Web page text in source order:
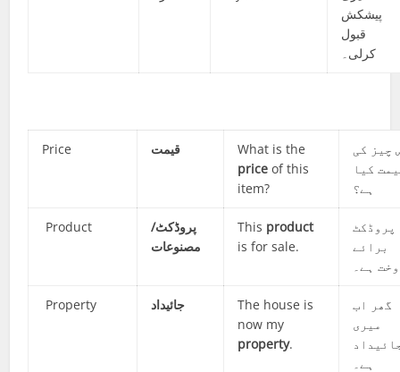
پیشکش
قبول
کرلی۔
Price قیمت
What is the
price of this
item?
چیز کی
کیا
ہے؟
Product
پروڈکٹ/
مصنوعات
This product
is for sale.
پروڈکٹ
برائے
ہے۔
Property جائیداد
The house is
now my
property.
گھر اب
میری
ہے۔